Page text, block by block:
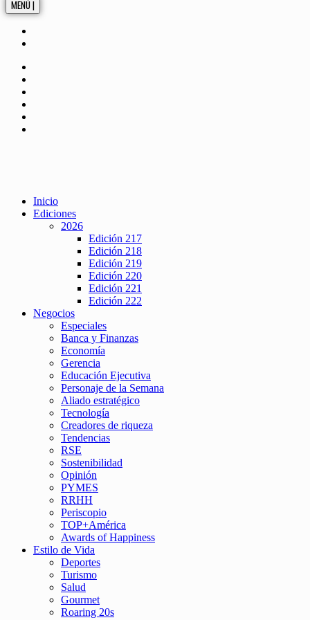
MENÚ |
Inicio
Ediciones
2026
Edición 217
Edición 218
Edición 219
Edición 220
Edición 221
Edición 222
Negocios
Especiales
Banca y Finanzas
Economía
Gerencia
Educación Ejecutiva
Personaje de la Semana
Aliado estratégico
Tecnología
Creadores de riqueza
Tendencias
RSE
Sostenibilidad
Opinión
PYMES
RRHH
Periscopio
TOP+América
Awards of Happiness
Estilo de Vida
Deportes
Turismo
Salud
Gourmet
Roaring 20s